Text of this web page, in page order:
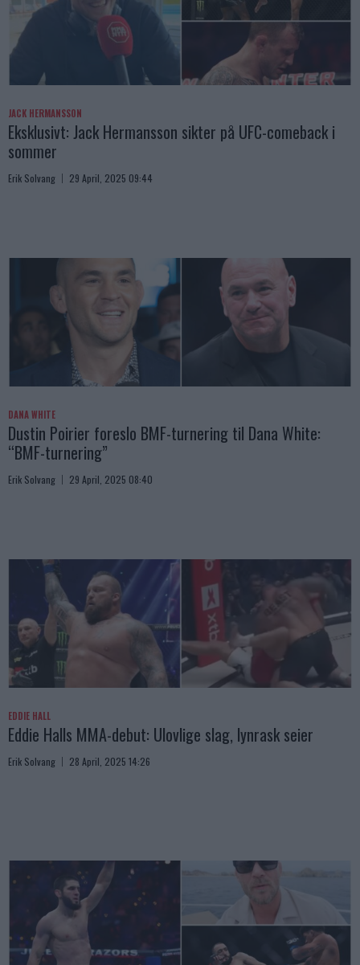
JACK HERMANSSON
Eksklusivt: Jack Hermansson sikter på UFC-comeback i
sommer
Erik Solvang 29 April, 2025 09:44
DANA WHITE
Dustin Poirier foreslo BMF-turnering til Dana White:
“BMF-turnering”
Erik Solvang 29 April, 2025 08:40
EDDIE HALL
Eddie Halls MMA-debut: Ulovlige slag, lynrask seier
Erik Solvang 28 April, 2025 14:26